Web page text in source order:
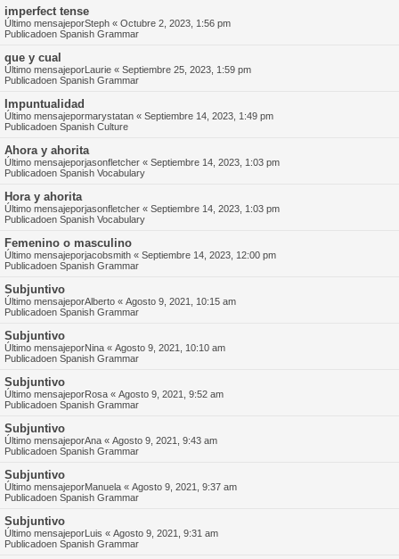
imperfect tense
Último mensajeporSteph « Octubre 2, 2023, 1:56 pm
Publicadoen Spanish Grammar
que y cual
Último mensajeporLaurie « Septiembre 25, 2023, 1:59 pm
Publicadoen Spanish Grammar
Impuntualidad
Último mensajepormarystatan « Septiembre 14, 2023, 1:49 pm
Publicadoen Spanish Culture
Ahora y ahorita
Último mensajeporjasonfletcher « Septiembre 14, 2023, 1:03 pm
Publicadoen Spanish Vocabulary
Hora y ahorita
Último mensajeporjasonfletcher « Septiembre 14, 2023, 1:03 pm
Publicadoen Spanish Vocabulary
Femenino o masculino
Último mensajeporjacobsmith « Septiembre 14, 2023, 12:00 pm
Publicadoen Spanish Grammar
Subjuntivo
Último mensajeporAlberto « Agosto 9, 2021, 10:15 am
Publicadoen Spanish Grammar
Subjuntivo
Último mensajeporNina « Agosto 9, 2021, 10:10 am
Publicadoen Spanish Grammar
Subjuntivo
Último mensajeporRosa « Agosto 9, 2021, 9:52 am
Publicadoen Spanish Grammar
Subjuntivo
Último mensajeporAna « Agosto 9, 2021, 9:43 am
Publicadoen Spanish Grammar
Subjuntivo
Último mensajeporManuela « Agosto 9, 2021, 9:37 am
Publicadoen Spanish Grammar
Subjuntivo
Último mensajeporLuis « Agosto 9, 2021, 9:31 am
Publicadoen Spanish Grammar